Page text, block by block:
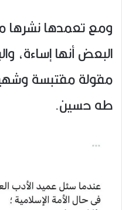
ومع تعمدها نشرها
البعض أنها إساءة،
مقولة مقتبسة
طه حسين.